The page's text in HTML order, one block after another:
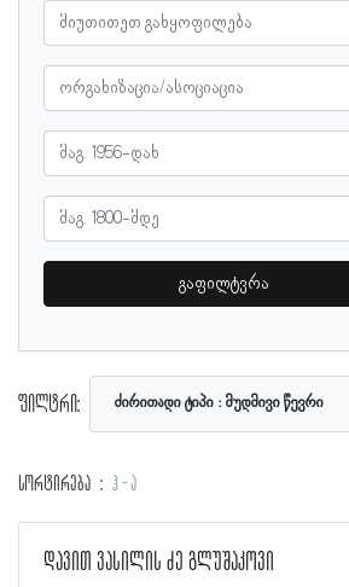
გაფილტვრა
ფილტრი: ძირითადი ტიპი მუდმივი წევრი
სორტირება ჰ - ა
დავით ვასილის ძე გლუშაკოვი